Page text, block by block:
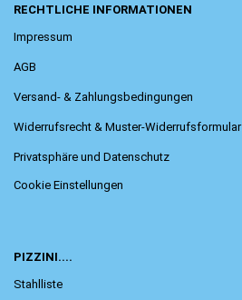
RECHTLICHE INFORMATIONEN
Impressum
AGB
Versand- & Zahlungsbedingungen
Widerrufsrecht & Muster-Widerrufsformular
Privatsphäre und Datenschutz
Cookie Einstellungen
PIZZINI....
Stahlliste